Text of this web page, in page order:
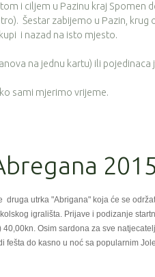
i ciljem u Pazinu kraj Spomen
Šestar zabijemo u Pazin, krug
i nazad na isto mjesto.
na jednu kartu) ili pojedinaca
sami mjerimo vrijeme.
druga utrka "Abrigana" koja će se
igrališta. Prijave i podizanje
Osim sardona za sve
fešta do kasno u noć sa popularnim